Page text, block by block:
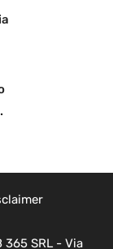
SRL - Via